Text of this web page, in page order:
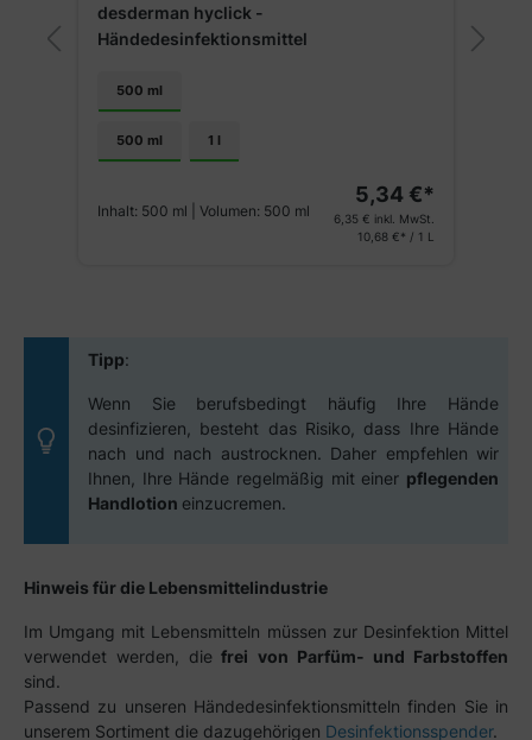
desderman hyclick -
Händedesinfektionsmittel
500 ml
500 ml 1 l
Inhalt: 500 ml | Volumen: 500 ml
5,34 €*
6,35 € inkl. MwSt.
10,68 €* / 1 L
Tipp:
Wenn Sie berufsbedingt häufig Ihre Hände
desinfizieren, besteht das Risiko, dass Ihre Hände
nach und nach austrocknen. Daher empfehlen wir
Ihnen, Ihre Hände regelmäßig mit einer pflegenden
Handlotion einzucremen.
Hinweis für die Lebensmittelindustrie
Im Umgang mit Lebensmitteln müssen zur Desinfektion Mittel
verwendet werden, die frei von Parfüm- und Farbstoffen
sind.
Passend zu unseren Händedesinfektionsmitteln finden Sie in
unserem Sortiment die dazugehörigen Desinfektionsspender.